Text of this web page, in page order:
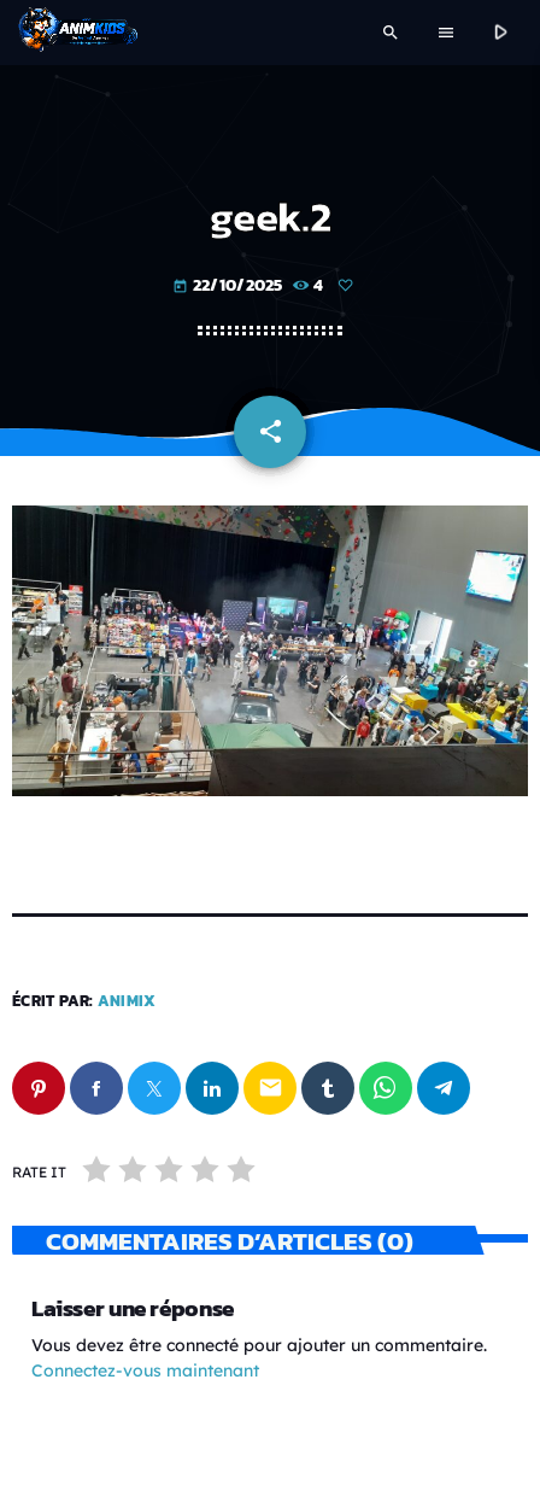
search menu play_arrow
geek.2
today 22/10/2025 4
share
email
ÉCRIT PAR: ANIMIX
email
RATE IT
COMMENTAIRES D’ARTICLES (0)
Laisser une réponse
Vous devez être connecté pour ajouter un commentaire.
Connectez-vous maintenant